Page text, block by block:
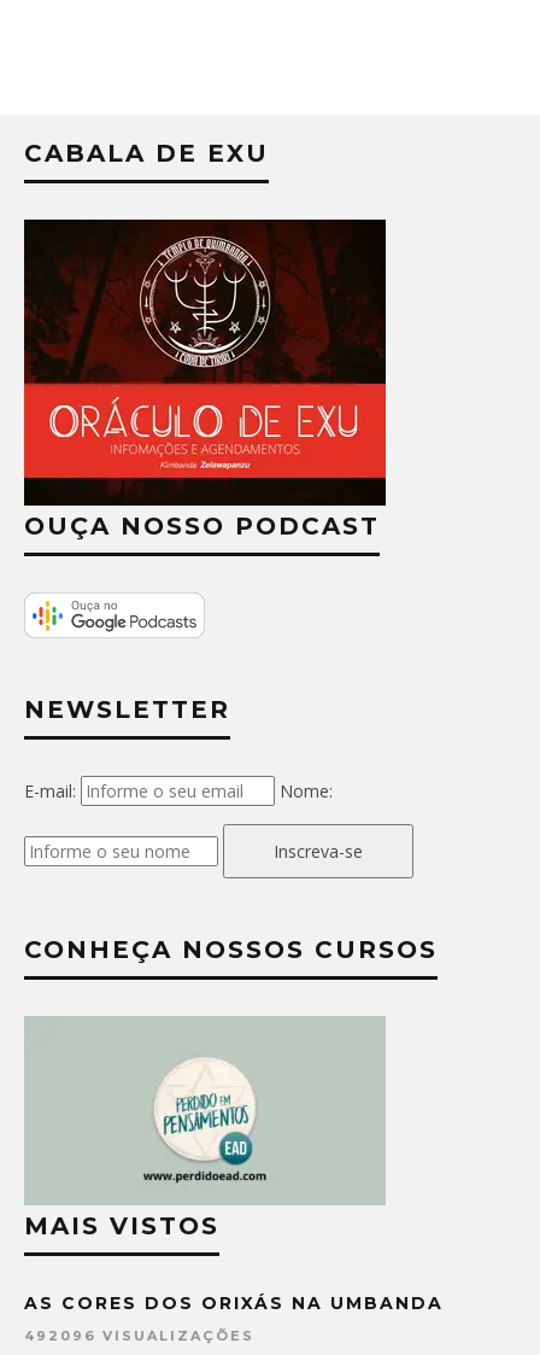
CABALA DE EXU
OUÇA NOSSO PODCAST
NEWSLETTER
E-mail: Nome:
Inscreva-se
CONHEÇA NOSSOS CURSOS
MAIS VISTOS
AS CORES DOS ORIXÁS NA UMBANDA
492096 VISUALIZAÇÕES